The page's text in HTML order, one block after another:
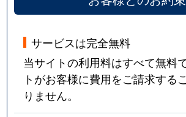
サービスは完全無料
当サイトの利用料はすべて無料
トがお客様に費用をご請求する
りません。